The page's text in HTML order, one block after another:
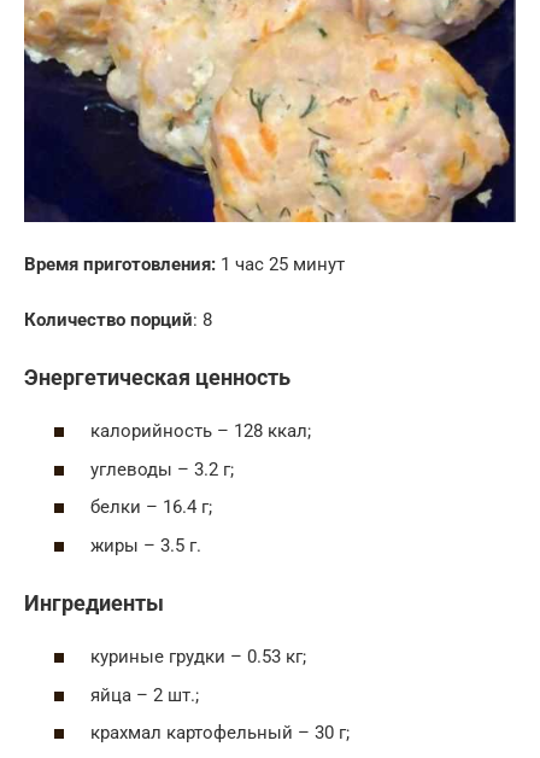
Время приготовления: 1 час 25 минут
Количество порций: 8
Энергетическая ценность
калорийность – 128 ккал;
углеводы – 3.2 г;
белки – 16.4 г;
жиры – 3.5 г.
Ингредиенты
куриные грудки – 0.53 кг;
яйца – 2 шт.;
крахмал картофельный – 30 г;